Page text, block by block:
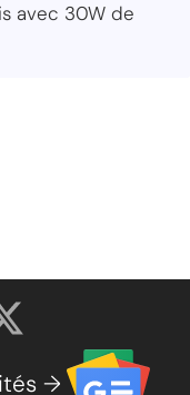
avec 30W de
→